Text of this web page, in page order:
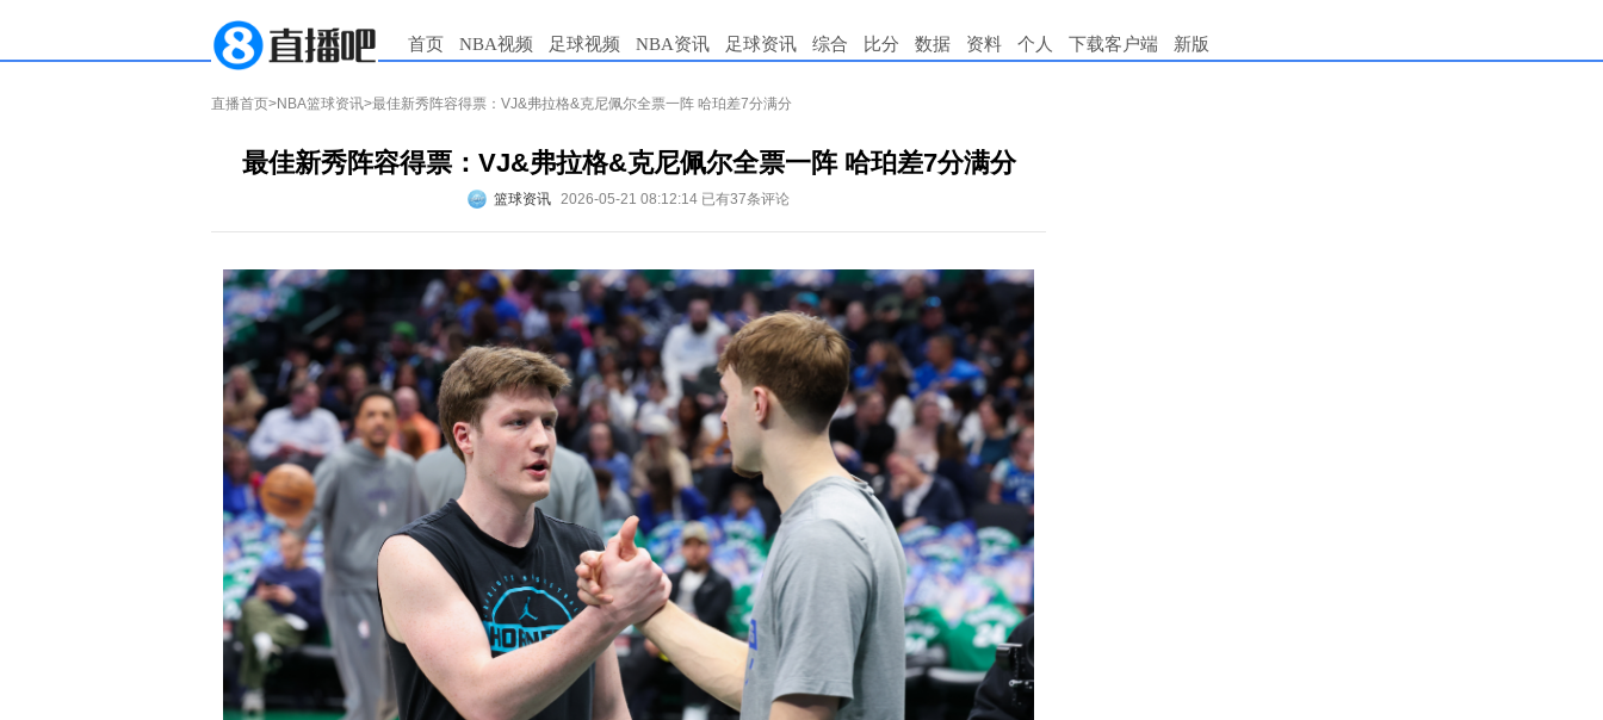
首页 NBA视频 足球视频 NBA资讯 足球资讯 综合 比分 数据 资料 个人 下载客户端 新版
直播首页>NBA篮球资讯>最佳新秀阵容得票：VJ&弗拉格&克尼佩尔全票一阵 哈珀差7分满分
最佳新秀阵容得票：VJ&弗拉格&克尼佩尔全票一阵 哈珀差7分满分
篮球资讯 2026-05-21 08:12:14 已有37条评论